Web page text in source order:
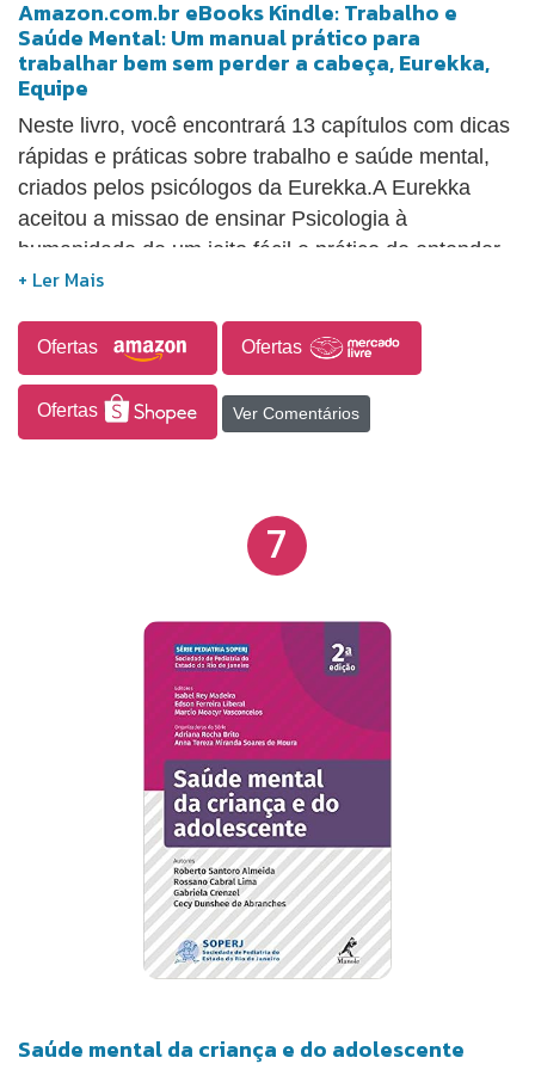
Amazon.com.br eBooks Kindle: Trabalho e
Saúde Mental: Um manual prático para
trabalhar bem sem perder a cabeça, Eurekka,
Equipe
Neste livro, você encontrará 13 capítulos com dicas
rápidas e práticas sobre trabalho e saúde mental,
criados pelos psicólogos da Eurekka.A Eurekka
aceitou a missao de ensinar Psicologia à
humanidade de um jeito fácil e prático de entender,
para que nenhum potencial humano seja
mistura Psicologia, Tecnologia e Criatividade,
revolucionando a saúde mental na internet,
vendendo mais de 40 mil exemplares de livros,
produzindo mais de 400 vídeos educativos, que já
serviço de utilidade pública transformou a Eurekka
na maior clínica de terapia online do Brasil, com
Ofertas Ofertas
Ofertas Ver Comentários
7
Saúde mental da criança e do adolescente